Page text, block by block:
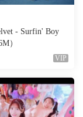
- Surfin' Boy
）
VIP